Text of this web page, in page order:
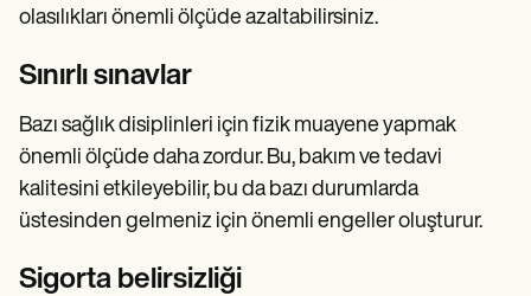
olasılıkları önemli ölçüde azaltabilirsiniz.
Sınırlı sınavlar
Bazı sağlık disiplinleri için fizik muayene yapmak
önemli ölçüde daha zordur. Bu, bakım ve tedavi
kalitesini etkileyebilir, bu da bazı durumlarda
üstesinden gelmeniz için önemli engeller oluşturur.
Sigorta belirsizliği